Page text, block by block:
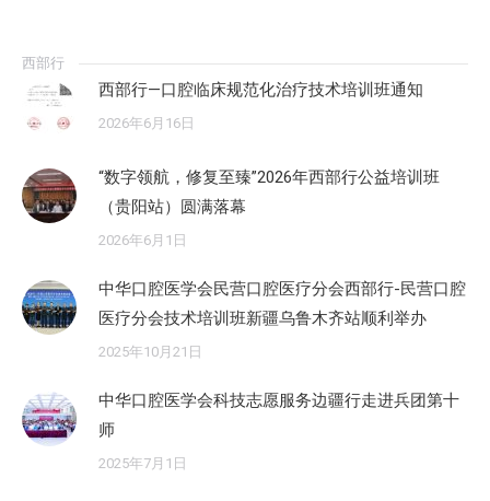
西部行
西部行—口腔临床规范化治疗技术培训班通知
2026年6月16日
“数字领航，修复至臻”2026年西部行公益培训班
（贵阳站）圆满落幕
2026年6月1日
中华口腔医学会民营口腔医疗分会西部行-民营口腔
医疗分会技术培训班新疆乌鲁木齐站顺利举办
2025年10月21日
中华口腔医学会科技志愿服务边疆行走进兵团第十
师
2025年7月1日